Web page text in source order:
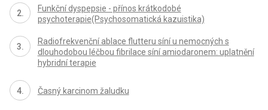
Funkční dyspepsie - přínos krátkodobé
psychoterapie(Psychosomatická kazuistika)
Radiofrekvenční ablace flutteru síní u nemocných s
dlouhodobou léčbou fibrilace síní amiodaronem: uplatnění
hybridní terapie
Časný karcinom žaludku